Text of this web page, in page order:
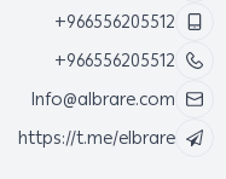
+966556205512
+966556205512
Info@albrare.com
https://t.me/elbrare